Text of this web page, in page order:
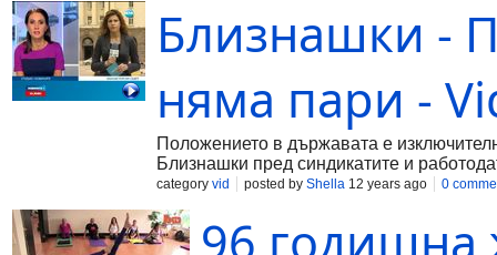
Близнашки -
няма пари -
Положението в държавата е
Близнашки пред синдикатите и
category vid posted by Shella 12 years ago 0